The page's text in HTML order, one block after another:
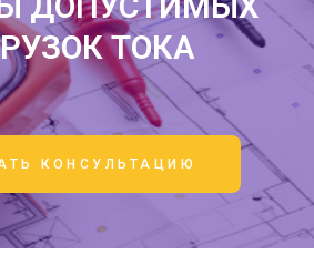
ТОКА
КОНСУЛЬТАЦИЮ